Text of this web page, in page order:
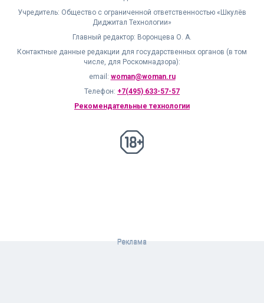
Учредитель: Общество с ограниченной ответственностью «Шкулёв
Диджитал Технологии»
Главный редактор: Воронцева О. А.
Контактные данные редакции для государственных органов (в том
числе, для Роскомнадзора):
email: woman@woman.ru
Телефон: +7(495) 633-57-57
Рекомендательные технологии
18+